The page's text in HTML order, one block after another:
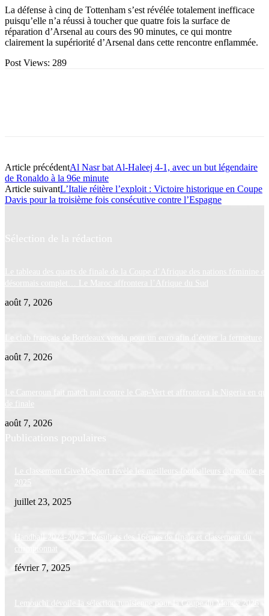
La défense à cinq de Tottenham s’est révélée totalement inefficace
puisqu’elle n’a réussi à toucher que quatre fois la surface de
réparation d’Arsenal au cours des 90 minutes, ce qui montre
clairement la supériorité d’Arsenal dans cette rencontre enflammée.
Post Views: 289
Article précédentAl Nasr bat Al-Haleej 4-1, avec un but légendaire
de Ronaldo à la 96e minute
Article suivantL’Italie réitère l’exploit : Victoire historique en Coupe
Davis pour la troisième fois consécutive contre l’Espagne
Sélection de la rédaction
Le tableau des quarts de finale de la Coupe d’Afrique des nations féminine
désormais complet… Le Maroc affrontera l’Afrique du Sud
août 7, 2026
Le club français de Bordeaux vendu pour un euro afin d’éviter la fermeture
août 7, 2026
Le Cameroun fait match nul contre le Cap-Vert et affrontera le Nigeria en
de finale
août 7, 2026
Publications populaires
Le classement GiveMeSport révèle les meilleurs footballeurs du monde
juillet 23, 2025
Handball 2024-2025 : Résultats des 16èmes de finale et classement du
championnat
février 7, 2025
Lemouchi dévoile la sélection tunisienne pour la Coupe du Monde 2026